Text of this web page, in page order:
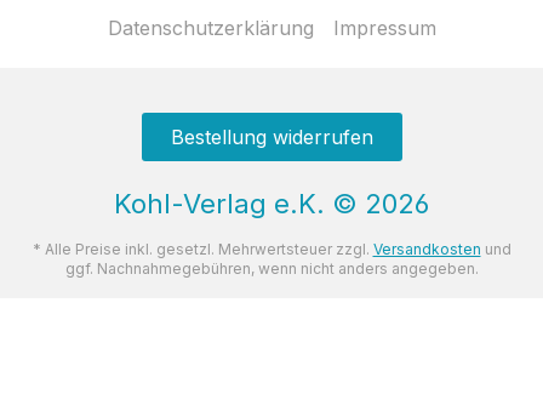
Datenschutzerklärung Impressum
Bestellung widerrufen
Kohl-Verlag e.K. © 2026
* Alle Preise inkl. gesetzl. Mehrwertsteuer zzgl. Versandkosten und
ggf. Nachnahmegebühren, wenn nicht anders angegeben.